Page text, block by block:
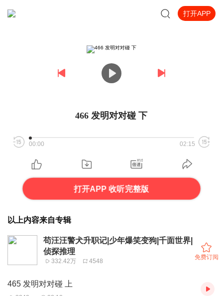
打开APP
466 发明对对碰 下
00:00 02:15
打开APP 收听完整版
以上内容来自专辑
苟汪汪警犬升职记|少年爆笑变狗|千面世界|
侦探推理
332.42万 4548
免费订阅
465 发明对对碰 上